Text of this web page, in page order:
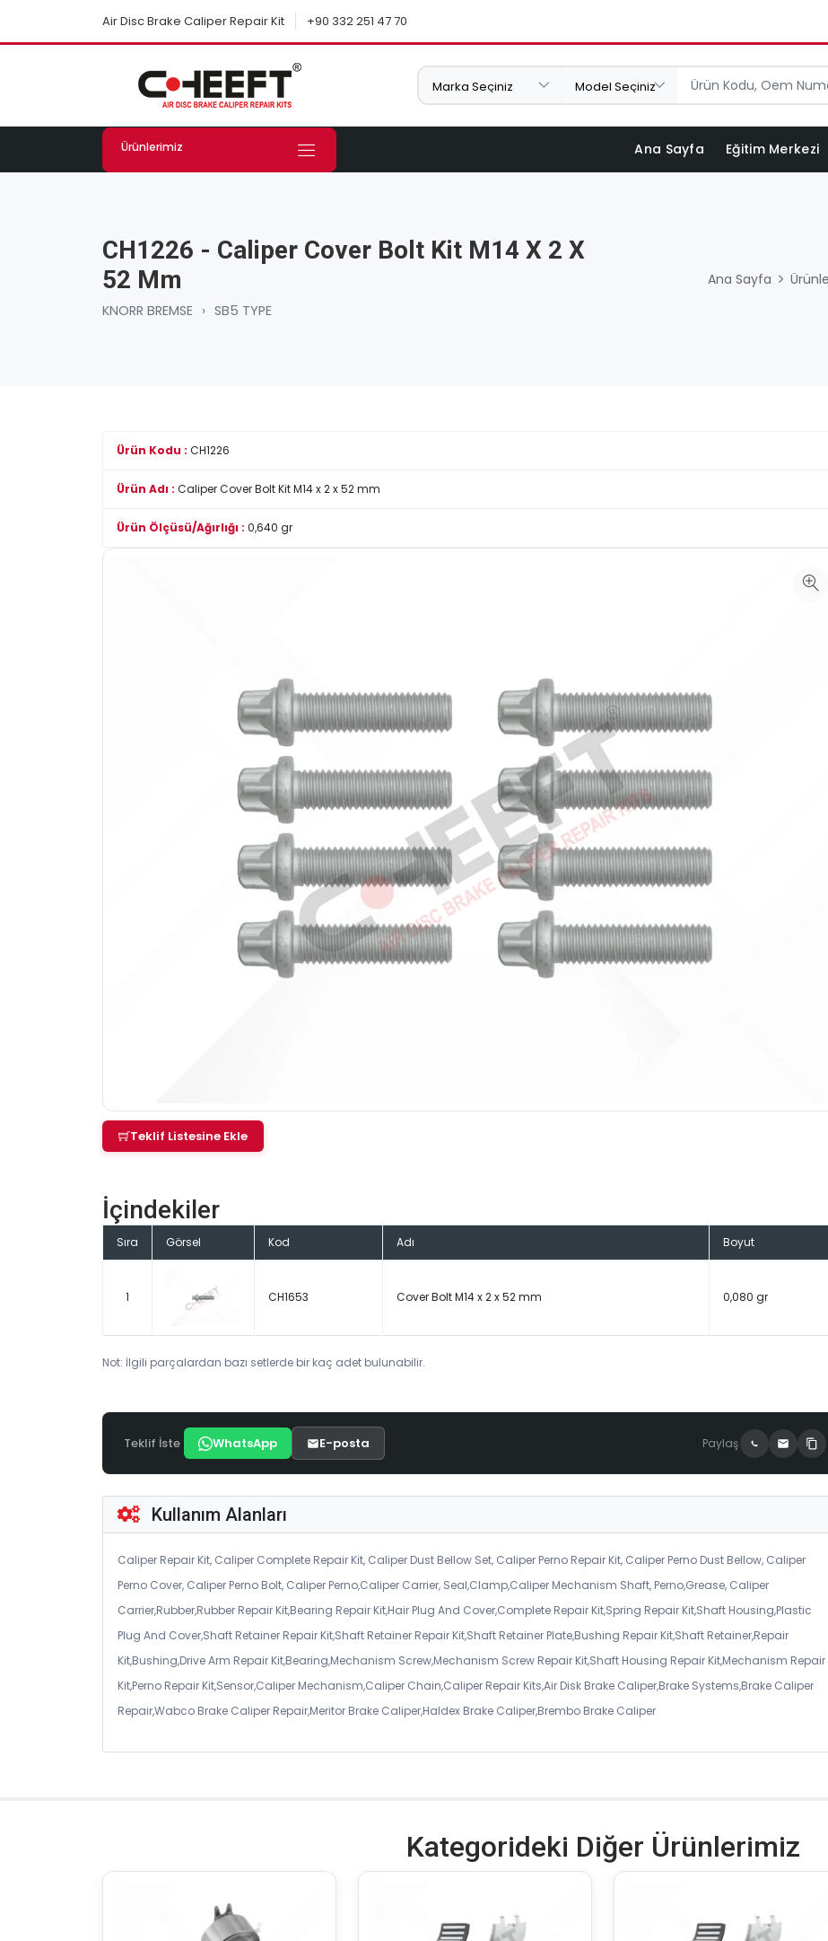
Air Disc Brake Caliper Repair Kit +90 332 251 47 70
Ürünlerimiz Ana Sayfa Eğitim Merkezi
CH1226 - Caliper Cover Bolt Kit M14 X 2 X
52 Mm
KNORR BREMSE › SB5 TYPE
Ana Sayfa
Ürün Kodu : CH1226
Ürün Adı : Caliper Cover Bolt Kit M14 x 2 x 52 mm
Ürün Ölçüsü/Ağırlığı : 0,640 gr
Teklif Listesine Ekle
İçindekiler
Sıra Görsel Kod Adı Boyut
1 CH1653 Cover Bolt M14 x 2 x 52 mm 0,080 gr
Not: İlgili parçalardan bazı setlerde bir kaç adet bulunabilir.
Teklif İste WhatsApp E-posta Paylaş
Kullanım Alanları
Caliper Repair Kit, Caliper Complete Repair Kit, Caliper Dust Bellow Set, Caliper Perno Repair Kit, Caliper Perno Dust Bellow, Caliper
Perno Cover, Caliper Perno Bolt, Caliper Perno,Caliper Carrier, Seal,Clamp,Caliper Mechanism Shaft, Perno,Grease, Caliper
Carrier,Rubber,Rubber Repair Kit,Bearing Repair Kit,Hair Plug And Cover,Complete Repair Kit,Spring Repair Kit,Shaft Housing,Plastic
Plug And Cover,Shaft Retainer Repair Kit,Shaft Retainer Repair Kit,Shaft Retainer Plate,Bushing Repair Kit,Shaft Retainer,Repair
Kit,Bushing,Drive Arm Repair Kit,Bearing,Mechanism Screw,Mechanism Screw Repair Kit,Shaft Housing Repair Kit,Mechanism Repair
Kit,Perno Repair Kit,Sensor,Caliper Mechanism,Caliper Chain,Caliper Repair Kits,Air Disk Brake Caliper,Brake Systems,Brake Caliper
Repair,Wabco Brake Caliper Repair,Meritor Brake Caliper,Haldex Brake Caliper,Brembo Brake Caliper
Kategorideki Diğer Ürünlerimiz